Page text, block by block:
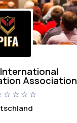
Association
☆ ☆ ☆ ☆